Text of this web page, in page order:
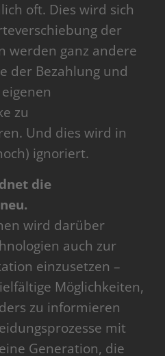
oft. Dies wird sich
der
werden ganz andere
der Bezahlung und
zu
Und dies wird in
ignoriert.
die
wird darüber
auch zur
einzusetzen –
Möglichkeiten,
zu informieren
mit
Generation, die